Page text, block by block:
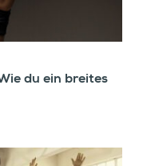
du ein breites